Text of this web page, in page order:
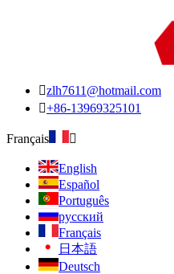
zlh7611@hotmail.com
+86-13969325101
Français 
English
Español
Português
русский
Français
日本語
Deutsch